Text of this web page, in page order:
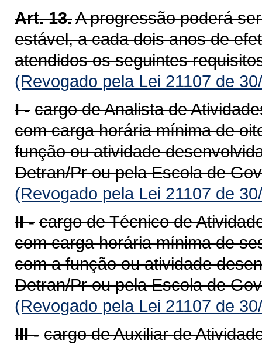
Art. 13.A progressão poderá
estável, a cada dois anos de
atendidos os seguintes
(Revogado pela Lei 21107 de
I - cargo de Analista de
com carga horária mínima de
função ou atividade
Detran/Pr ou pela Escola de
(Revogado pela Lei 21107 de
II - cargo de Técnico de
com carga horária mínima de
com a função ou atividade
Detran/Pr ou pela Escola de
(Revogado pela Lei 21107 de
III - cargo de Auxiliar de